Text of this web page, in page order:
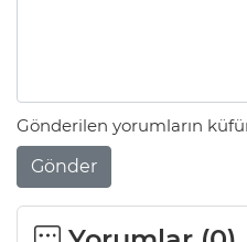
Gönderilen yorumların
Gönder